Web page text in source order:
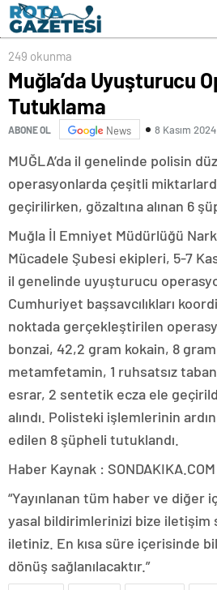
249 okunma
Muğla’da Uyuşturucu
Tutuklama
ABONE OL News 8 Kasım
MUĞLA’da il genelinde polisin
operasyonlarda çeşitli
geçirilirken, gözaltına alınan 6
Muğla İl Emniyet Müdürlüğü
Mücadele Şubesi ekipleri, 5-7
il genelinde uyuşturucu
Cumhuriyet başsavcılıkları
noktada gerçekleştirilen
bonzai, 42,2 gram kokain, 8
metamfetamin, 1 ruhsatsız
esrar, 2 sentetik ecza ele
alındı. Polisteki işlemlerinin
edilen 8 şüpheli tutuklandı.
Haber Kaynak : SONDAKIKA.COM
“Yayınlanan tüm haber ve diğer
yasal bildirimlerinizi bize iletişim
iletiniz. En kısa süre içerisinde
dönüş sağlanılacaktır.”